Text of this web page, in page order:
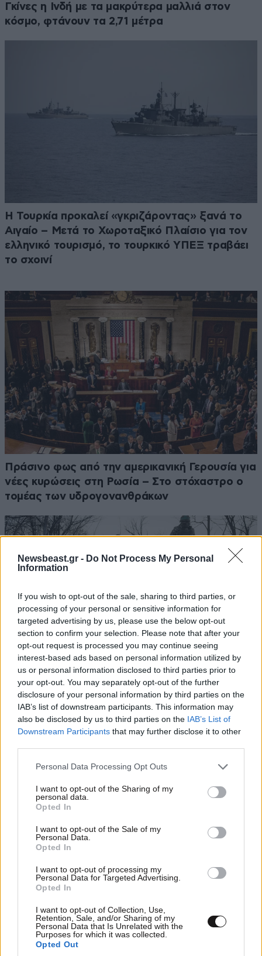
Newsbeast.gr - Do Not Process My Personal
Information
If you wish to opt-out of the sale, sharing to third parties, or
processing of your personal or sensitive information for
targeted advertising by us, please use the below opt-out
section to confirm your selection. Please note that after your
opt-out request is processed you may continue seeing
interest-based ads based on personal information utilized by
us or personal information disclosed to third parties prior to
your opt-out. You may separately opt-out of the further
disclosure of your personal information by third parties on the
IAB’s list of downstream participants. This information may
also be disclosed by us to third parties on the IAB’s List of
Downstream Participants that may further disclose it to other
Please note that this website/app uses one or more Google
not limited to your visit or usage behaviour. You may click to
grant or deny consent to Google and its third-party tags to
use your data for below specified purposes in below Google
consent section.
Personal Data Processing Opt Outs
I want to opt-out of the Sharing of my
personal data.
Opted In
I want to opt-out of the Sale of my
Personal Data.
Opted In
I want to opt-out of processing my
Personal Data for Targeted Advertising.
Opted In
I want to opt-out of Collection, Use,
Retention, Sale, and/or Sharing of my
Personal Data that Is Unrelated with the
Purposes for which it was collected.
Opted Out
Γκίνες η Ινδή με τα μακρύτερα μαλλιά στον
κόσμο, φτάνουν τα 2,71 μέτρα
Η Τουρκία προκαλεί «γκριζάροντας» ξανά το
Αιγαίο – Μετά το Χωροταξικό Πλαίσιο για τον
ελληνικό τουρισμό, το τουρκικό ΥΠΕΞ τραβάει
το σχοινί
Πράσινο φως από την αμερικανική Γερουσία για
νέες κυρώσεις στη Ρωσία – Στο στόχαστρο ο
τομέας των υδρογονανθράκων
Δύο νεκροί και έξι τραυματίες από σχεδόν 50
ρωσικά πλήγματα στο Ντνιπροπετρόφσκ της
Ουκρανίας
Δικαστικό «μπλόκο» στη φαραωνική αίθουσα
χορού των 400 εκατ. δολαρίων του Τραμπ – «Ο